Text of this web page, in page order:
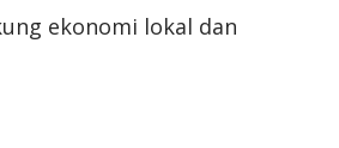
ekonomi lokal dan